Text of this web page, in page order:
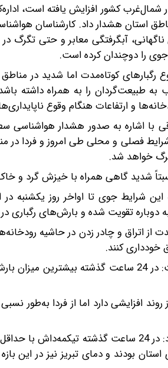
شمال‌غرب کشور افزایش یافته است،
استان هشدار داد. کارشناسان
ناگهانی، آبگرفتگی معابر و حتی
را دوچندان کرده است.
کوتاه‌مدت اما شدید در
به طبیعت‌گردان را به همراه داشته
و ارتفاعات هنگام وقوع
با اشاره به صدور هشدار
فصلی و محلی طی امروز و فردا در
خواهد شد.
شدید گاهی همراه با خیزش گرد و
این شرایط جوی تا اواخر روز یکشنبه
دوباره تقویت شده و بارش‌های رگباری
اتراق و چادر زدن در حاشیه
خودداری کنند.
افزایشی دارد اما از فردا به‌طور